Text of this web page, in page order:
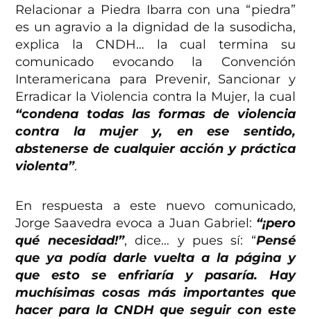
Relacionar a Piedra Ibarra con una “piedra”
es un agravio a la dignidad de la susodicha,
explica la CNDH… la cual termina su
comunicado evocando la Convención
Interamericana para Prevenir, Sancionar y
Erradicar la Violencia contra la Mujer, la cual
“condena todas las formas de violencia
contra la mujer y, en ese sentido,
abstenerse de cualquier acción y práctica
violenta”.
En respuesta a este nuevo comunicado,
Jorge Saavedra evoca a Juan Gabriel: “¡pero
qué necesidad!”, dice… y pues sí: “Pensé
que ya podía darle vuelta a la página y
que esto se enfriaría y pasaría. Hay
muchísimas cosas más importantes que
hacer para la CNDH que seguir con este